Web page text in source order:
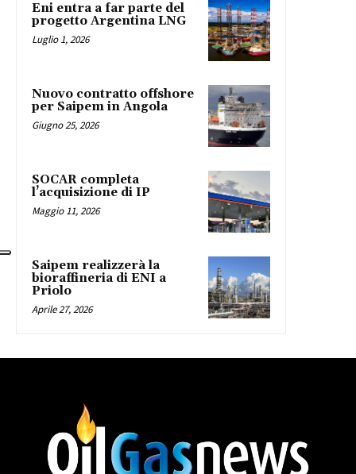
Eni entra a far parte del
progetto Argentina LNG
Luglio 1, 2026
Nuovo contratto offshore
per Saipem in Angola
Giugno 25, 2026
SOCAR completa
l’acquisizione di IP
Maggio 11, 2026
Saipem realizzerà la
bioraffineria di ENI a
Priolo
Aprile 27, 2026